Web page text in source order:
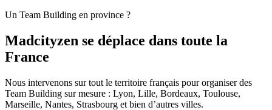
Un Team Building en province ?
Madcityzen se déplace dans toute la
France
Nous intervenons sur tout le territoire français pour organiser des
Team Building sur mesure : Lyon, Lille, Bordeaux, Toulouse,
Marseille, Nantes, Strasbourg et bien d’autres villes.